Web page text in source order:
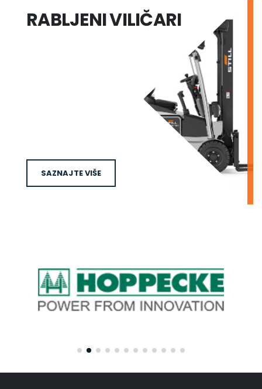
RABLJENI VILIČARI
SAZNAJTE VIŠE